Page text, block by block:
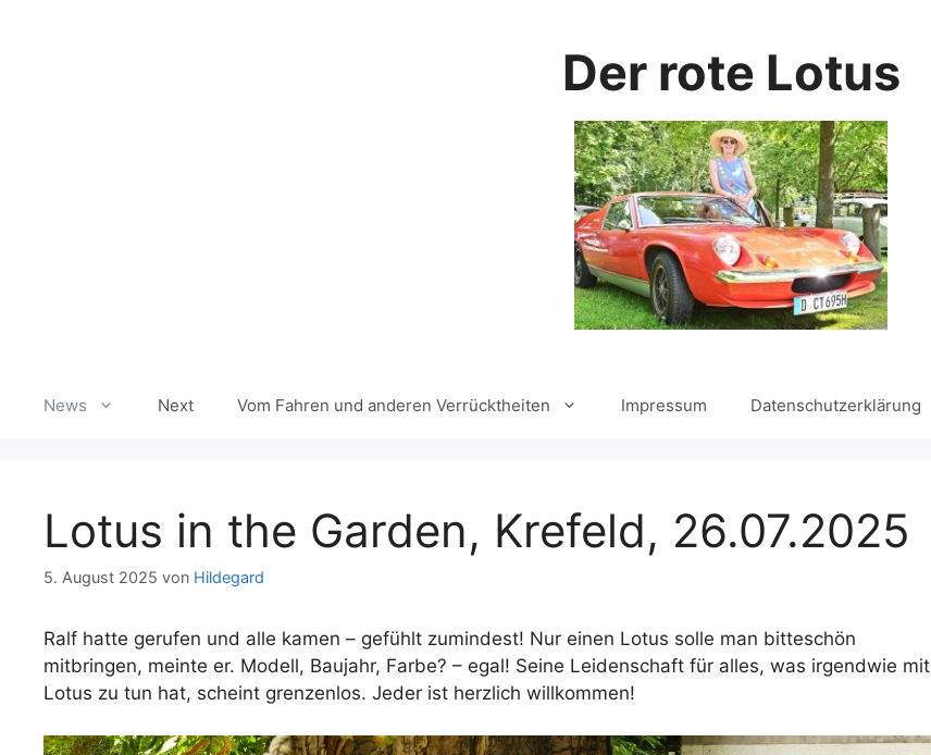
Der rote Lotus
News Next Vom Fahren und anderen Verrücktheiten Impressum Datenschutzerklärung
Lotus in the Garden, Krefeld, 26.07.2025
5. August 2025 von Hildegard
Ralf hatte gerufen und alle kamen – gefühlt zumindest! Nur einen Lotus solle man bitteschön
mitbringen, meinte er. Modell, Baujahr, Farbe? – egal! Seine Leidenschaft für alles, was irgendwie mit
Lotus zu tun hat, scheint grenzenlos. Jeder ist herzlich willkommen!